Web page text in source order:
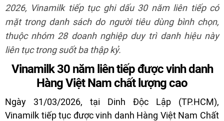
2026, Vinamilk tiếp tục ghi dấu 30 năm liên tiếp có
mặt trong danh sách do người tiêu dùng bình chọn,
thuộc nhóm 28 doanh nghiệp duy trì danh hiệu này
liên tục trong suốt ba thập kỷ.
Vinamilk 30 năm liên tiếp được vinh danh
Hàng Việt Nam chất lượng cao
Ngày 31/03/2026, tại Dinh Độc Lập (TP.HCM),
Vinamilk tiếp tục được vinh danh Hàng Việt Nam Chất